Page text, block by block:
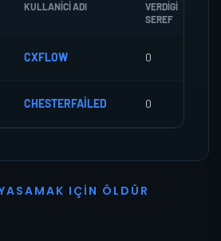
KULLANICI ADI
VERDIGI
SEREF
CXFLOW 0
CHESTERFAİLED 0
ASAMAK I ÇI N Ö L D Ü R